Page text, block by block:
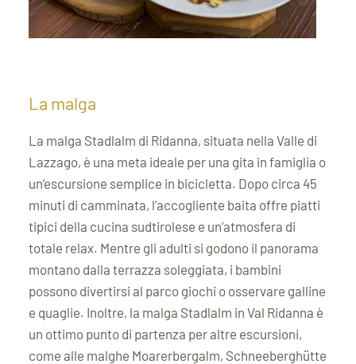
La malga
La malga Stadlalm di Ridanna, situata nella Valle di
Lazzago, è una meta ideale per una gita in famiglia o
un’escursione semplice in bicicletta. Dopo circa 45
minuti di camminata, l’accogliente baita offre piatti
tipici della cucina sudtirolese e un’atmosfera di
totale relax. Mentre gli adulti si godono il panorama
montano dalla terrazza soleggiata, i bambini
possono divertirsi al parco giochi o osservare galline
e quaglie. Inoltre, la malga Stadlalm in Val Ridanna è
un ottimo punto di partenza per altre escursioni,
come alle malghe Moarerbergalm, Schneeberghütte